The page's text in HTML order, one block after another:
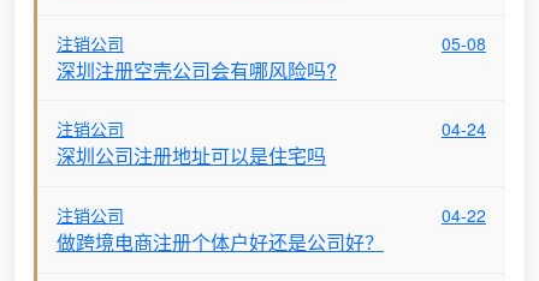
注销公司 05-08
深圳注册空壳公司会有哪风险吗?
注销公司 04-24
深圳公司注册地址可以是住宅吗
注销公司 04-22
做跨境电商注册个体户好还是公司好？